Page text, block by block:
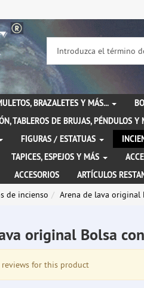
BRAZALETES Y MÁS...
TABLEROS DE BRUJAS, PÉNDULOS Y
FIGURAS / ESTATUAS
TAPICES, ESPEJOS Y MÁS
ACCESORIOS
ARTÍCULOS
de incienso Arena de lava original
original Bolsa
for this product